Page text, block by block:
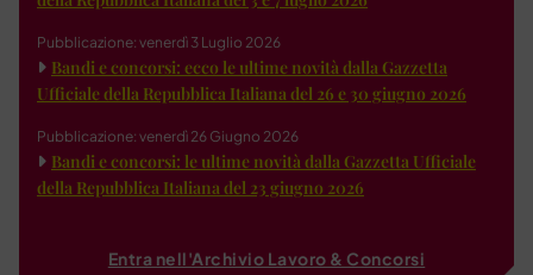
Pubblicazione: venerdì 3 Luglio 2026
Bandi e concorsi: ecco le ultime novità dalla Gazzetta
Ufficiale della Repubblica Italiana del 26 e 30 giugno 2026
Pubblicazione: venerdì 26 Giugno 2026
Bandi e concorsi: le ultime novità dalla Gazzetta Ufficiale
della Repubblica Italiana del 23 giugno 2026
Entra nell'Archivio Lavoro & Concorsi